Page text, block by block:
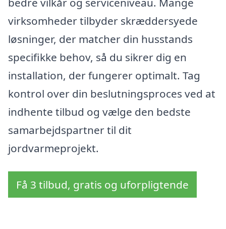
virksomheder tilbyder skræddersyede
løsninger, der matcher din husstands
specifikke behov, så du sikrer dig en
installation, der fungerer optimalt. Tag
kontrol over din beslutningsproces ved at
indhente tilbud og vælge den bedste
samarbejdspartner til dit
jordvarmeprojekt.
Få 3 tilbud, gratis og uforpligtende